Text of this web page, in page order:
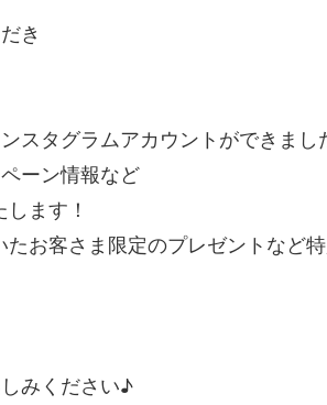
き
スタグラムアカウントができまし
ーン情報など
ます！
お客さま限定のプレゼントなど
みください♪